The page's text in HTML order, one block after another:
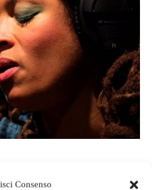
Consenso
LA CANTAUTRICE